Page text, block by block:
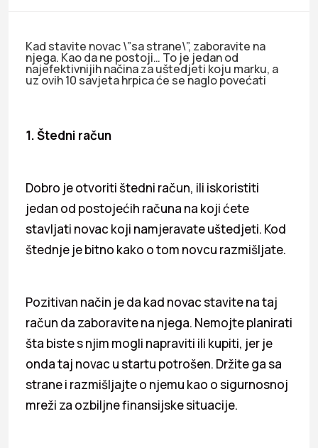
Kad stavite novac \”sa strane\”, zaboravite na
njega. Kao da ne postoji… To je jedan od
najefektivnijih načina za uštedjeti koju marku, a
uz ovih 10 savjeta hrpica će se naglo povećati
1. Štedni račun
Dobro je otvoriti štedni račun, ili iskoristiti
jedan od postojećih računa na koji ćete
stavljati novac koji namjeravate uštedjeti. Kod
štednje je bitno kako o tom novcu razmišljate.
Pozitivan način je da kad novac stavite na taj
račun da zaboravite na njega. Nemojte planirati
šta biste s njim mogli napraviti ili kupiti, jer je
onda taj novac u startu potrošen. Držite ga sa
strane i razmišljajte o njemu kao o sigurnosnoj
mreži za ozbiljne finansijske situacije.